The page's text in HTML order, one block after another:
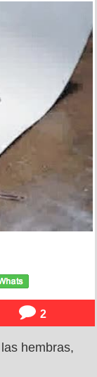
2
hembras,